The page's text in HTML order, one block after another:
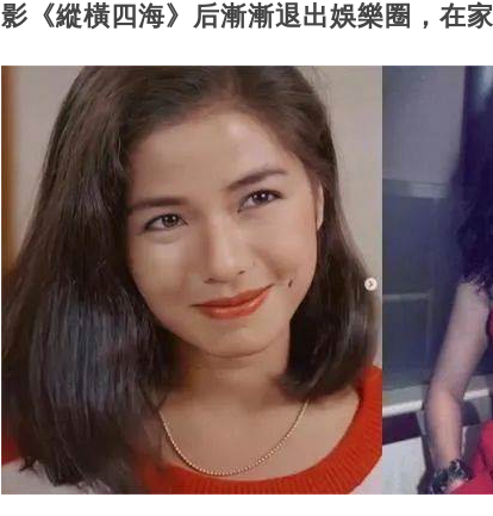
影《縱橫四海》后漸漸退出娛樂圈，在